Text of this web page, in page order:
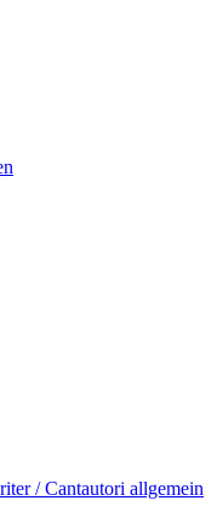
/ Cantautori allgemein